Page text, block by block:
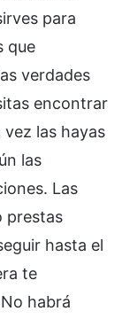
para
que
verdades
encontrar
las hayas
las
Las
prestas
hasta el
te
habrá